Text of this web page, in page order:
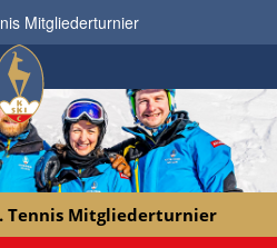
Mitgliederturnier
Tennis Mitgliederturnier